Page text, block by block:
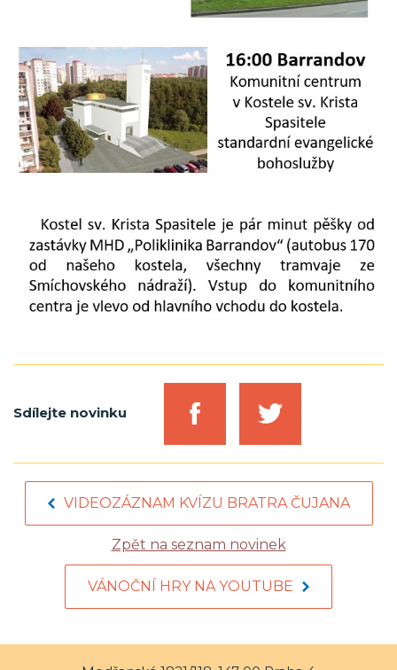
Sdílejte novinku
VIDEOZÁZNAM KVÍZU BRATRA ČUJANA
Zpět na seznam novinek
VÁNOČNÍ HRY NA YOUTUBE